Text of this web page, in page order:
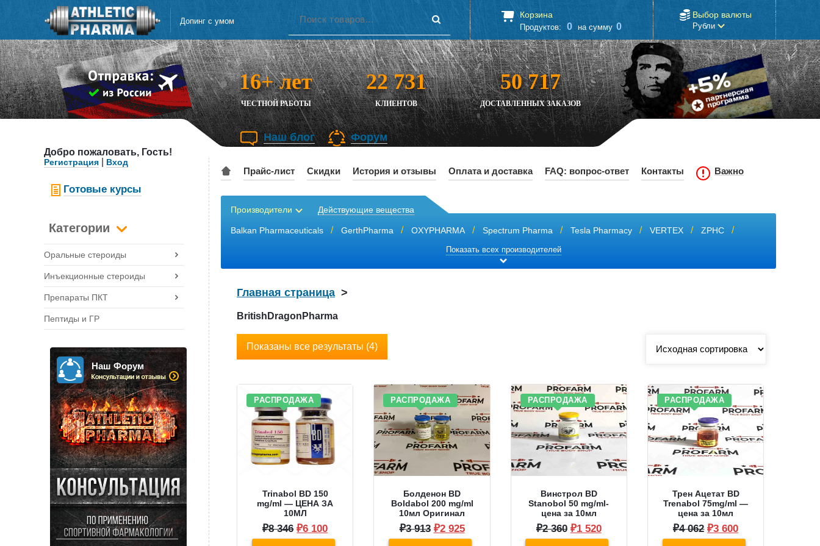
содержимому
Допинг с умом
Корзина
Продуктов: 0 на сумму 0
Выбор валюты
Рубли
16+ лет
ЧЕСТНОЙ РАБОТЫ
22 731
КЛИЕНТОВ
50 717
ДОСТАВЛЕННЫХ ЗАКАЗОВ
Добро пожаловать, Гость!
Регистрация Вход
Готовые курсы
Категории
Оральные стероиды
Инъекционные стероиды
Препараты ПКТ
Пептиды и ГР
Наш Форум
Наш блог Форум
Прайс-лист Скидки История и отзывы Оплата и доставка FAQ: вопрос-ответ Контакты Важно
Производители Действующие вещества
Balkan Pharmaceuticals GerthPharma OXYPHARMA Spectrum Pharma Tesla Pharmacy VERTEX ZPHC
Показать всех производителей
Главная страница >
BritishDragonPharma
Показаны все результаты (4)
РАСПРОДАЖА
Trinabol BD 150
mg/ml — ЦЕНА ЗА
10МЛ
₽8 346 Первоначальная
цена
₽6 100Текущая
цена:
РАСПРОДАЖА
Болденон BD
Boldabol 200 mg/ml
10мл Оригинал
₽3 913 Первоначальная
цена
₽2 925Текущая
цена:
РАСПРОДАЖА
Винстрол BD
Stanobol 50 mg/ml-
цена за 10мл
₽2 360 Первоначальная
цена
₽1 520Текущая
цена:
РАСПРОДАЖА
Трен Ацетат BD
Trenabol 75mg/ml —
цена за 10мл
₽4 062 Первоначальная
цена
₽3 600Текущая
цена: